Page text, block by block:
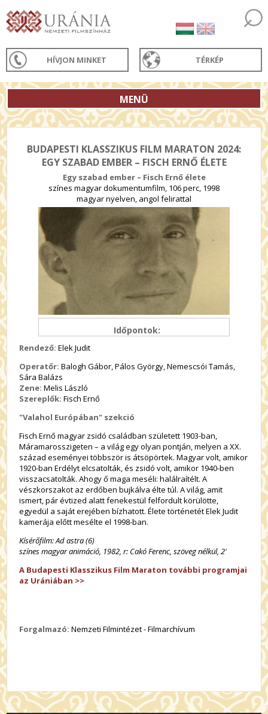
HÍVJON MINKET TÉRKÉP
MENÜ
BUDAPESTI KLASSZIKUS FILM MARATON 2024:
EGY SZABAD EMBER – FISCH ERNŐ ÉLETE
Egy szabad ember – Fisch Ernő élete
színes magyar dokumentumfilm, 106 perc, 1998
magyar nyelven, angol felirattal
Időpontok:
Rendező: Elek Judit
Operatőr:Balogh Gábor, Pálos György, Nemescsói Tamás,
Sára Balázs
Zene: Melis László
Szereplők: Fisch Ernő
"Valahol Európában" szekció
Fisch Ernő magyar zsidó családban született 1903-ban,
Máramarosszigeten – a világ egy olyan pontján, melyen a XX.
század eseményei többször is átsöpörtek. Magyar volt, amikor
1920-ban Erdélyt elcsatolták, és zsidó volt, amikor 1940-ben
visszacsatolták. Ahogy ő maga meséli: halálraítélt. A
vészkorszakot az erdőben bujkálva élte túl. A világ, amit
ismert, pár évtized alatt fenekestül felfordult körülötte,
egyedül a saját erejében bízhatott. Élete történetét Elek Judit
kamerája előtt mesélte el 1998-ban.
Kísérőfilm: Ad astra (6)
színes magyar animáció, 1982, r: Cakó Ferenc, szöveg nélkül, 2'
A Budapesti Klasszikus Film Maraton további programjai
az Urániában >>
Forgalmazó: Nemzeti Filmintézet - Filmarchívum